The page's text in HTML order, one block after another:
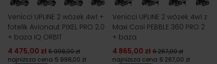
Venicci UPLINE 2 wózek 4w1 +
fotelik Avionaut PIXEL PRO 2.0
+ baza IQ ORBIT
4 475,00 zł 5 998,00 zł
najniższa cena 5 998,00 zł
Venicci UPLINE 2 wózek 4w1 z
Maxi Cosi PEBBLE 360 PRO 2
+ baza
4 865,00 zł 6 267,00 zł
najniższa cena 6 267,00 zł